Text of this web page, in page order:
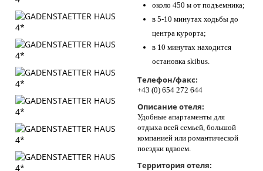
около 450 м от подъемника;
в 5-10 минутах ходьбы до
центра курорта;
в 10 минутах находится
остановка skibus.
Телефон/факс:
+43 (0) 654 272 644
Описание отеля:
Удобные апартаменты для
отдыха всей семьей, большой
компанией или романтической
поездки вдвоем.
Территория отеля: